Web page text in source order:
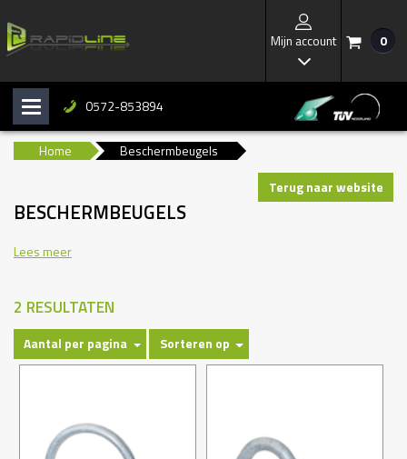
Mijn account
I
/ 0
H b 0572-853894
Home Beschermbeugels
Terug naar website
BESCHERMBEUGELS
Lees meer
2 RESULTATEN
Aantal per pagina Sorteren op